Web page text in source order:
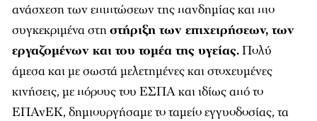
ανάσχεση των επιπτώσεων της πανδημίας και πιο
συγκεκριμένα στηστήριξη των επιχειρήσεων, των
εργαζομένων και του τομέα της υγείας.Πολύ
άμεσα και με σωστά μελετημένες και στοχευμένες
κινήσεις, με πόρους του ΕΣΠΑ και ιδίως από το
ΕΠΑνΕΚ, δημιουργήσαμε το ταμείο εγγυοδοσίας, τα